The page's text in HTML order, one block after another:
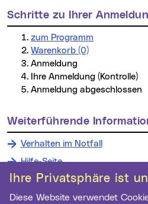
Ihre Privatsphäre ist
Diese Website verwendet Cookies. Bitte wählen Sie Ihre
Schritte zu Ihrer
zum Programm
Warenkorb (0)
Anmeldung
Ihre Anmeldung (Kontrolle)
Anmeldung abgeschlossen
weiterführende
Verhalten im Notfall
Hilfe-Seite